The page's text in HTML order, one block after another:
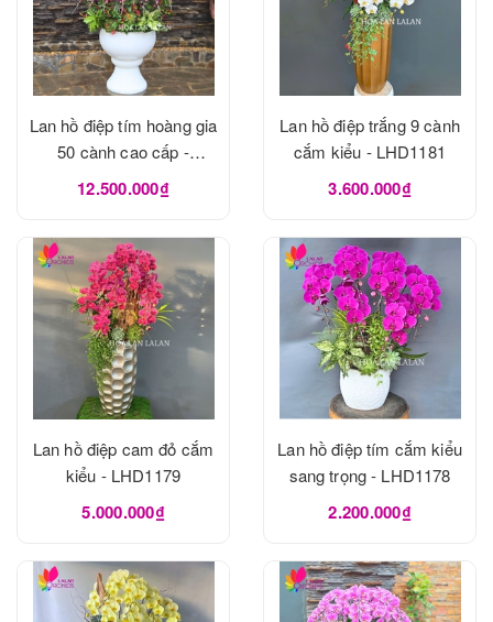
Lan hồ điệp tím hoàng gia
50 cành cao cấp -
LHD1182
12.500.000₫
Lan hồ điệp trắng 9 cành
cắm kiểu - LHD1181
3.600.000₫
Lan hồ điệp cam đỏ cắm
kiểu - LHD1179
5.000.000₫
Lan hồ điệp tím cắm kiểu
sang trọng - LHD1178
2.200.000₫